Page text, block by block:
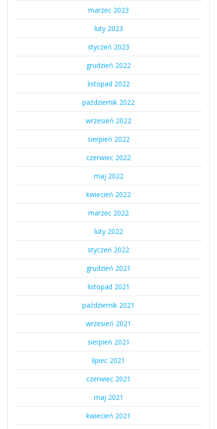
marzec 2023
luty 2023
styczeń 2023
grudzień 2022
listopad 2022
październik 2022
wrzesień 2022
sierpień 2022
czerwiec 2022
maj 2022
kwiecień 2022
marzec 2022
luty 2022
styczeń 2022
grudzień 2021
listopad 2021
październik 2021
wrzesień 2021
sierpień 2021
lipiec 2021
czerwiec 2021
maj 2021
kwiecień 2021